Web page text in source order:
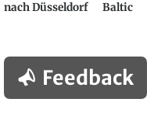
nach Düsseldorf
Baltic
Feedback